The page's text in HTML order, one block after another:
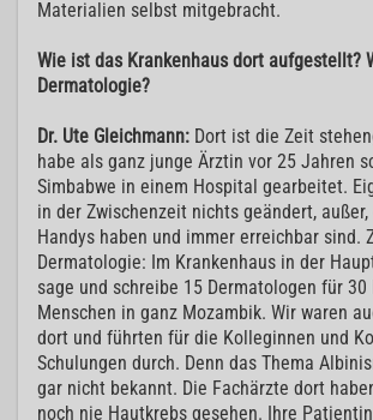
Materialien selbst mitgebracht.
Wie ist das Krankenhaus dort aufgestellt?
Dermatologie?
Dr. Ute Gleichmann: Dort ist die Zeit
habe als ganz junge Ärztin vor 25 Jahren
Simbabwe in einem Hospital gearbeitet.
in der Zwischenzeit nichts geändert,
Handys haben und immer erreichbar sind.
Dermatologie: Im Krankenhaus in der
sage und schreibe 15 Dermatologen für
Menschen in ganz Mozambik. Wir waren
dort und führten für die Kolleginnen und
Schulungen durch. Denn das Thema
gar nicht bekannt. Die Fachärzte dort
noch nie Hautkrebs gesehen. Ihre